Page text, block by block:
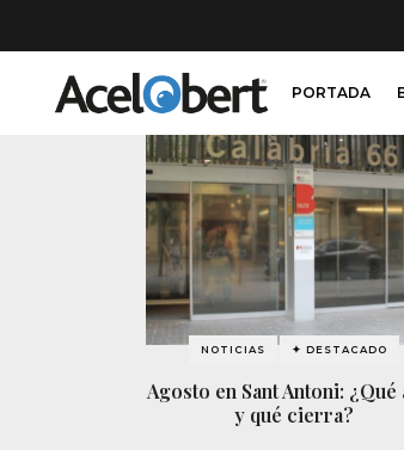
PORTADA
NOTICIAS ✦ DESTACADO
Agosto en Sant Antoni: ¿Qué
y qué cierra?